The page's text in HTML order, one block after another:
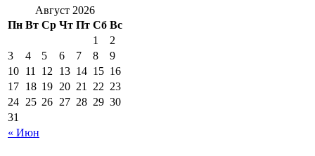
Август 2026
Пн Вт Ср Чт Пт Сб Вс
« Июн
1
2
3
4 5 6 7 8
9
10 11 12 13 14 15 16
17 18 19 20 21 22 23
24 25 26 27 28 29 30
31